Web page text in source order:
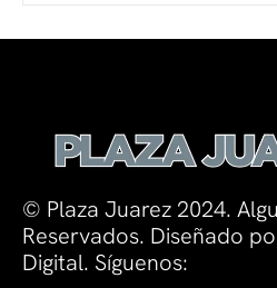
© Plaza Juarez 2024.
Reservados. Diseñado
Digital. Síguenos: